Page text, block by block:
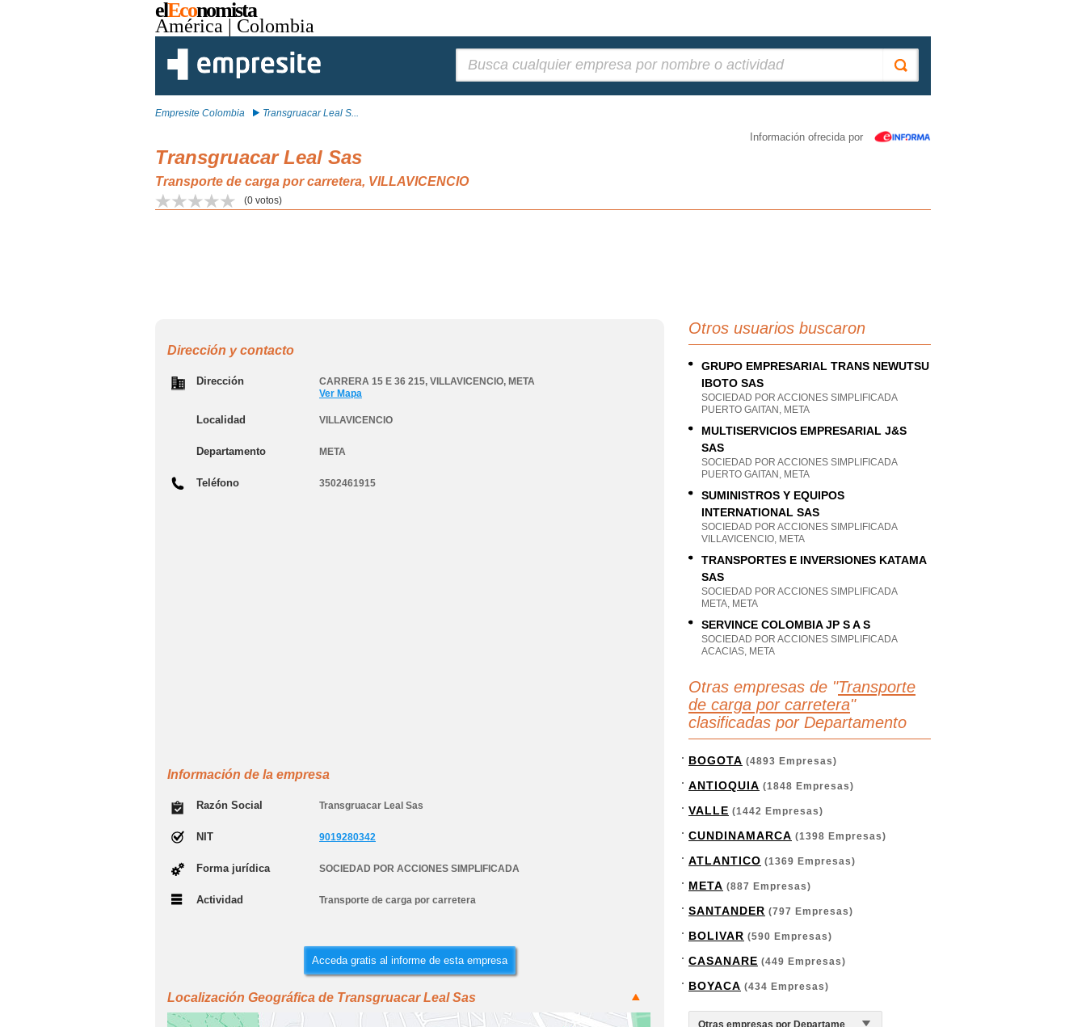
elEconomista
América | Colombia
Empresite Colombia Transgruacar Leal S...
Información ofrecida por
Transgruacar Leal Sas
Transporte de carga por carretera, VILLAVICENCIO
(0 votos)
Dirección y contacto
Dirección CARRERA 15 E 36 215, VILLAVICENCIO, META
Ver Mapa
Localidad VILLAVICENCIO
Departamento META
Teléfono 3502461915
Información de la empresa
Razón Social Transgruacar Leal Sas
NIT 9019280342
Forma jurídica SOCIEDAD POR ACCIONES SIMPLIFICADA
Actividad Transporte de carga por carretera
Acceda gratis al informe de esta empresa
Localización Geográfica de Transgruacar Leal Sas
Otros usuarios buscaron
GRUPO EMPRESARIAL TRANS NEWUTSU
IBOTO SAS
SOCIEDAD POR ACCIONES SIMPLIFICADA
PUERTO GAITAN, META
MULTISERVICIOS EMPRESARIAL J&S
SAS
SOCIEDAD POR ACCIONES SIMPLIFICADA
PUERTO GAITAN, META
SUMINISTROS Y EQUIPOS
INTERNATIONAL SAS
SOCIEDAD POR ACCIONES SIMPLIFICADA
VILLAVICENCIO, META
TRANSPORTES E INVERSIONES KATAMA
SAS
SOCIEDAD POR ACCIONES SIMPLIFICADA
META, META
SERVINCE COLOMBIA JP S A S
SOCIEDAD POR ACCIONES SIMPLIFICADA
ACACIAS, META
Otras empresas de "Transporte
de carga por carretera"
clasificadas por Departamento
BOGOTA (4893 Empresas)
ANTIOQUIA (1848 Empresas)
VALLE (1442 Empresas)
CUNDINAMARCA (1398 Empresas)
ATLANTICO (1369 Empresas)
META (887 Empresas)
SANTANDER (797 Empresas)
BOLIVAR (590 Empresas)
CASANARE (449 Empresas)
BOYACA (434 Empresas)